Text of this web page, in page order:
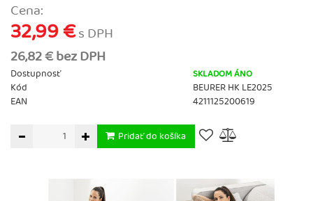
Cena:
32,99 €s DPH
26,82 € bez DPH
Dostupnosť SKLADOM ÁNO
Kód
BEURER HK LE2025
EAN
4211125200619
Pridať do košíka